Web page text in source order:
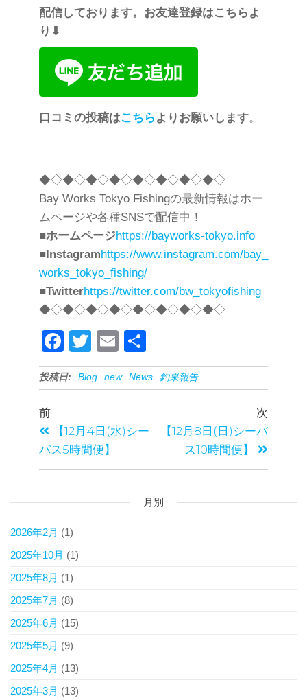
配信しております。お友達登録はこちらよ
り⬇︎
口コミの投稿はこちら よりお願いします。
◆◇◆◇◆◇◆◇◆◇◆◇◆◇◆◇
Bay Works Tokyo Fishingの最新情報はホー
ムページや各種SNSで配信中！
■ホームページhttps://bayworks-tokyo.info
■Instagramhttps://www.instagram.com/bay_
works_tokyo_fishing/
■Twitterhttps://twitter.com/bw_tokyofishing
◆◇◆◇◆◇◆◇◆◇◆◇◆◇◆◇
F
a
c
b
o
o
T
wi
tt
E
m
ail
有
投稿日: Blog new News 釣果報告
前
【12月4日(水)シー
バス5時間便】
次
【12月8日(日)シーバ
ス10時間便】
月別
2026年2月 (1)
2025年10月 (1)
2025年8月 (1)
2025年7月 (8)
2025年6月 (15)
2025年5月 (9)
2025年4月 (13)
2025年3月 (13)